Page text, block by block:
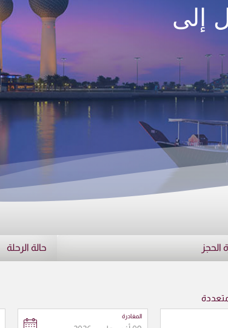
إلى
الحجز حالة الرحلة
المغادرة